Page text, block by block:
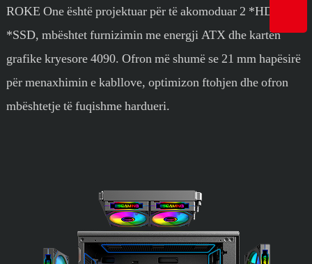
ROKE One është projektuar për të akomoduar 2 *HDD + 1
*SSD, mbështet furnizimin me energji ATX dhe kartën
grafike kryesore 4090. Ofron më shumë se 21 mm hapësirë ​​
për menaxhimin e kabllove, optimizon ftohjen dhe ofron
mbështetje të fuqishme hardueri.